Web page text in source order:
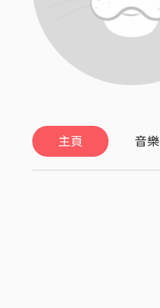
主頁 音樂